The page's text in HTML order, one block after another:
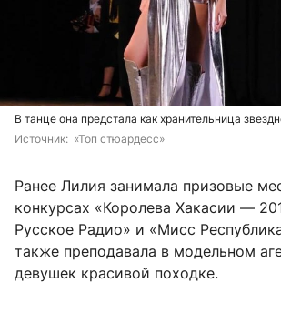
В танце она предстала как хранительница
Источник: «Топ стюардесс»
Ранее Лилия занимала призовые
конкурсах «Королева Хакасии —
Русское Радио» и «Мисс
также преподавала в модельном
девушек красивой походке.